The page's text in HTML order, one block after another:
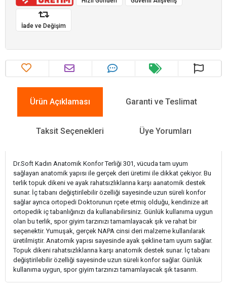
İade ve Değişim
Ürün Açıklaması Garanti ve Teslimat
Taksit Seçenekleri Üye Yorumları
Dr.Soft Kadın Anatomik Konfor Terliği 301, vücuda tam uyum
sağlayan anatomik yapısı ile gerçek deri üretimi ile dikkat çekiyor. Bu
terlik topuk dikeni ve ayak rahatsızlıklarına karşı aanatomik destek
sunar. İç tabanı değiştirilebilir özelliği sayesinde uzun süreli konfor
sağlar ayrıca ortopedi Doktorunun rçete etmiş olduğu, kendinize ait
ortopedik iç tabanlığınızı da kullanabilirsiniz. Günlük kullanıma uygun
olan bu terlik, spor giyim tarzınızı tamamlayacak şık ve rahat bir
seçenektir. Yumuşak, gerçek NAPA cinsi deri malzeme kullanılarak
üretilmiştir. Anatomik yapısı sayesinde ayak şekline tam uyum sağlar.
Topuk dikeni rahatsızlıklarına karşı anatomik destek sunar. İç tabanı
değiştirilebilir özelliği sayesinde uzun süreli konfor sağlar. Günlük
kullanıma uygun, spor giyim tarzınızı tamamlayacak şık tasarım.